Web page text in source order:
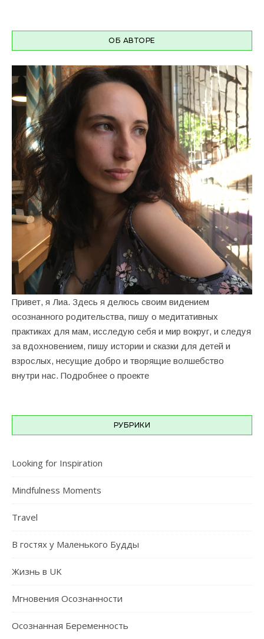
ОБ АВТОРЕ
Привет, я Лиа. Здесь я делюсь своим видением
осознанного родительства, пишу о медитативных
практиках для мам, исследую себя и мир вокруг, и cледуя
за вдохновением, пишу истории и сказки для детей и
взрослых, несущие добро и творящие волшебство
внутри нас. Подробнее о проекте
РУБРИКИ
Looking for Inspiration
Mindfulness Moments
Travel
В гостях у Маленького Будды
Жизнь в UK
Мгновения Осознанности
Осознанная Беременность